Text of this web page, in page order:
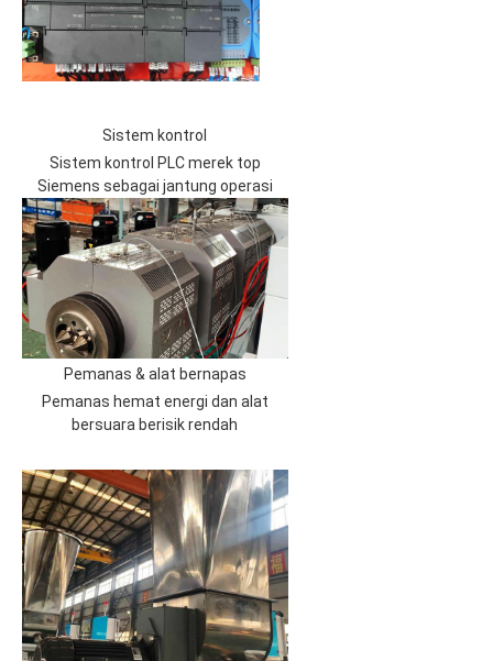
Sistem kontrol
Sistem kontrol PLC merek top
Siemens sebagai jantung operasi
Pemanas & alat bernapas
Pemanas hemat energi dan alat
bersuara berisik rendah